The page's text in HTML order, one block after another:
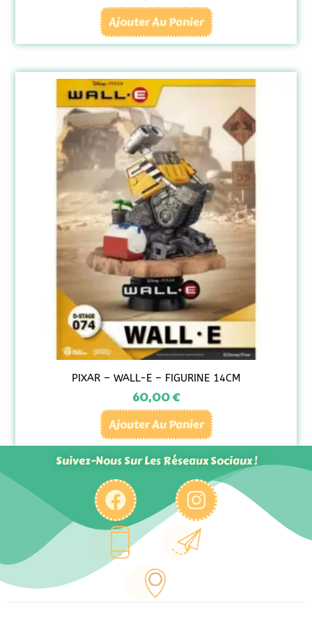
Ajouter Au Panier
PIXAR – WALL-E – FIGURINE 14CM
60,00€
Ajouter Au Panier
Suivez-Nous Sur Les Réseaux Sociaux !